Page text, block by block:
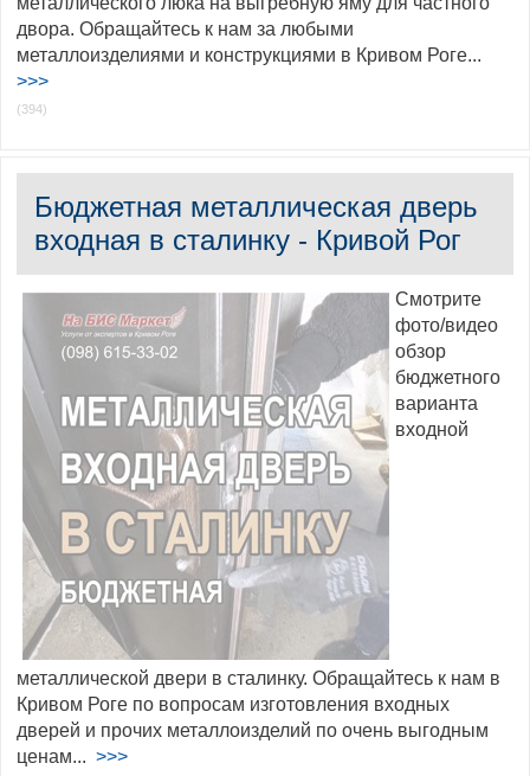
двора. Обращайтесь к нам за любыми
металлоизделиями и конструкциями в Кривом Роге...
>>>
(394)
Бюджетная металлическая дверь
входная в сталинку - Кривой Рог
Смотрите
фото/видео
обзор
бюджетного
варианта
входной
металлической двери в сталинку. Обращайтесь к нам в
Кривом Роге по вопросам изготовления входных
дверей и прочих металлоизделий по очень выгодным
ценам... >>>